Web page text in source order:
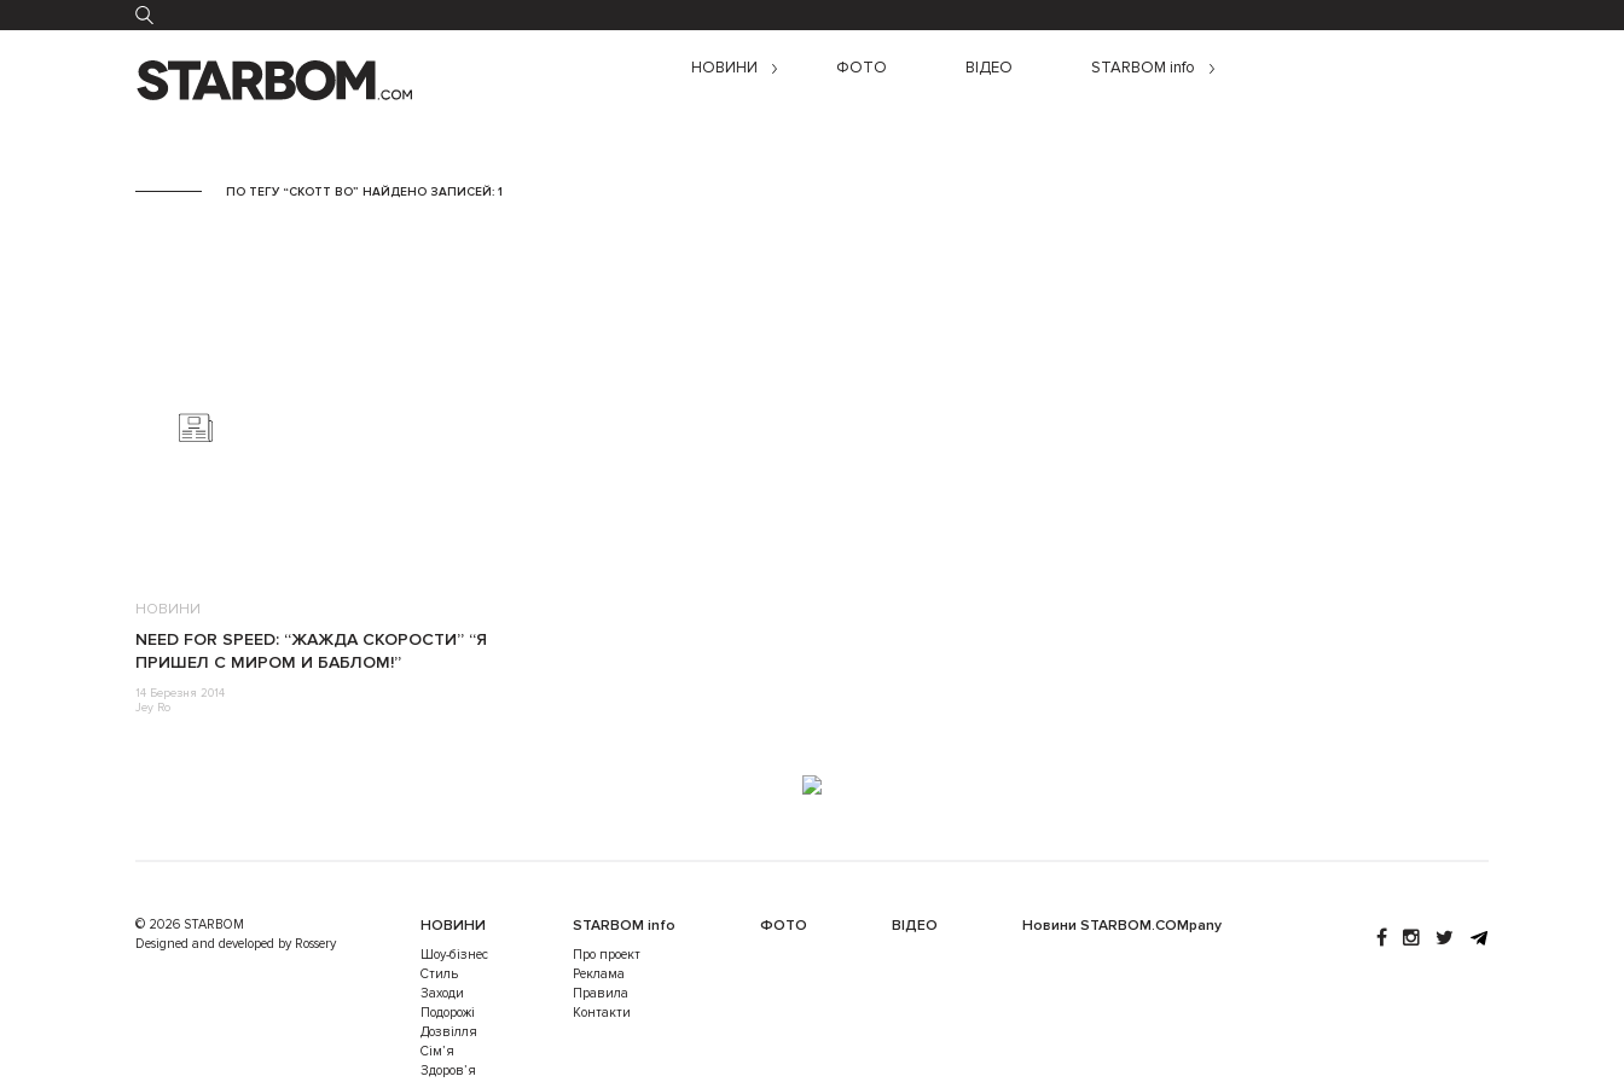
НОВИНИ ФОТО ВІДЕО STARBOM info
ПО ТЕГУ “СКОТТ ВО” НАЙДЕНО ЗАПИСЕЙ: 1
НОВИНИ
NEED FOR SPEED: “ЖАЖДА СКОРОСТИ” “Я
ПРИШЕЛ С МИРОМ И БАБЛОМ!”
14 Березня 2014
Jey Ro
© 2026 STARBOM
Designed and developed by Rossery
НОВИНИ
Шоу-бізнес
Стиль
Заходи
Подорожі
Дозвілля
Cім’я
Здоров’я
STARBOM info
Про проект
Реклама
Правила
Контакти
ФОТО ВІДЕО Новини STARBOM.COMpany